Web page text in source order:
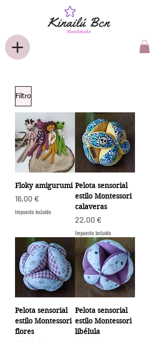
Filtro
Floky amigurumi
Precio
16,00 €
Impuesto incluido
Pelota sensorial
estilo Montessori
calaveras
Precio
22,00 €
Impuesto incluido
Pelota sensorial
estilo Montessori
flores
Pelota sensorial
estilo Montessori
libélula